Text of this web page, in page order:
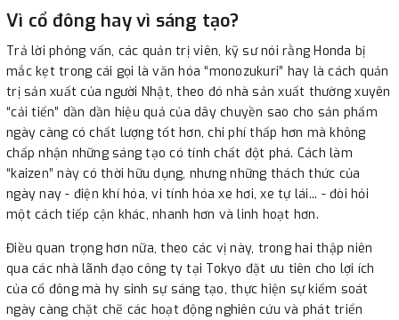
Vì cổ đông hay vì sáng tạo?
Trả lời phỏng vấn, các quản trị viên, kỹ sư nói rằng Honda bị
mắc kẹt trong cái gọi là văn hóa “monozukuri” hay là cách quản
trị sản xuất của người Nhật, theo đó nhà sản xuất thường xuyên
“cải tiến” dần dần hiệu quả của dây chuyền sao cho sản phẩm
ngày càng có chất lượng tốt hơn, chi phí thấp hơn mà không
chấp nhận những sáng tạo có tính chất đột phá. Cách làm
“kaizen” này có thời hữu dụng, nhưng những thách thức của
ngày nay - điện khí hóa, vi tính hóa xe hơi, xe tự lái... - đòi hỏi
một cách tiếp cận khác, nhanh hơn và linh hoạt hơn.
Điều quan trọng hơn nữa, theo các vị này, trong hai thập niên
qua các nhà lãnh đạo công ty tại Tokyo đặt ưu tiên cho lợi ích
của cổ đông mà hy sinh sự sáng tạo, thực hiện sự kiểm soát
ngày càng chặt chẽ các hoạt động nghiên cứu và phát triển